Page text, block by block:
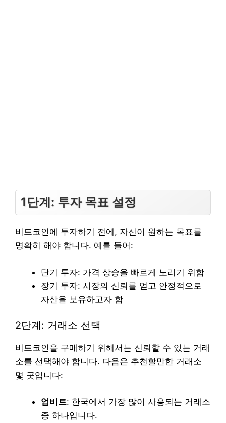
1단계: 투자 목표 설정
비트코인에 투자하기 전에, 자신이 원하는 목표를
명확히 해야 합니다. 예를 들어:
단기 투자: 가격 상승을 빠르게 노리기 위함
장기 투자: 시장의 신뢰를 얻고 안정적으로
자산을 보유하고자 함
2단계: 거래소 선택
비트코인을 구매하기 위해서는 신뢰할 수 있는 거래
소를 선택해야 합니다. 다음은 추천할만한 거래소
몇 곳입니다:
업비트: 한국에서 가장 많이 사용되는 거래소
중 하나입니다.